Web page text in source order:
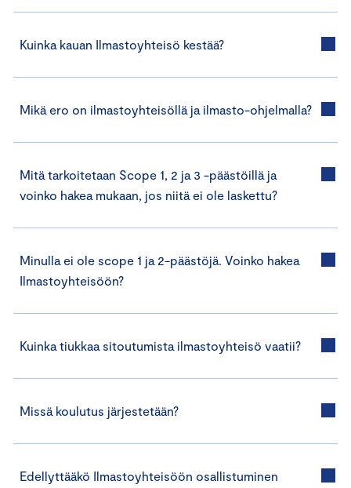
Kuinka kauan Ilmastoyhteisö kestää?
Mikä ero on ilmastoyhteisöllä ja ilmasto-ohjelmalla?
Mitä tarkoitetaan Scope 1, 2 ja 3 -päästöillä ja
voinko hakea mukaan, jos niitä ei ole laskettu?
Minulla ei ole scope 1 ja 2-päästöjä. Voinko hakea
Ilmastoyhteisöön?
Kuinka tiukkaa sitoutumista ilmastoyhteisö vaatii?
Missä koulutus järjestetään?
Edellyttääkö Ilmastoyhteisöön osallistuminen